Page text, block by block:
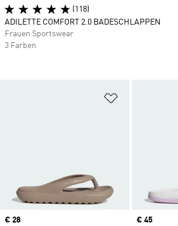
Price
€ 28
Price
€ 45
(118)
ADILETTE COMFORT 2.0 BADESCHLAPPEN
Frauen Sportswear
3 Farben